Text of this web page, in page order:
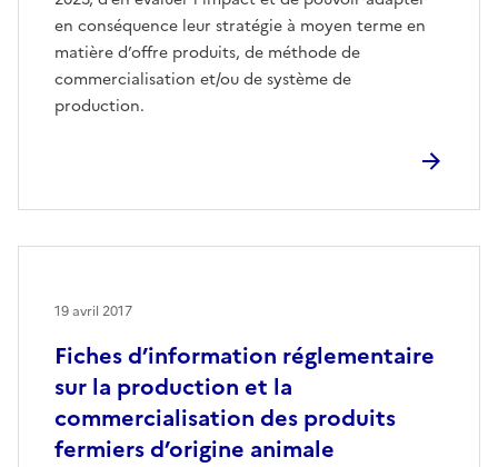
en conséquence leur stratégie à moyen terme en
matière d’offre produits, de méthode de
commercialisation et/ou de système de
production.
Fiches d’information réglementaire
sur la production et la
commercialisation des produits
fermiers d’origine animale
19 avril 2017